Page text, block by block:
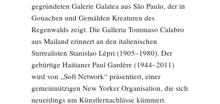
gegründeten Galerie Galatea aus São Paulo, der in
Gouachen und Gemälden Kreaturen des
Regenwalds zeigt. Die Galleria Tommaso Calabro
aus Mailand erinnert an den italienischen
Surrealisten Stanislao Lèpri (1905–1980). Der
gebürtige Haitianer Paul Gardère (1944–2011)
wird von „Soft Network“ präsentiert, einer
gemeinnützigen New Yorker Organisation, die sich
neuerdings um Künstlernachlässe kümmert.